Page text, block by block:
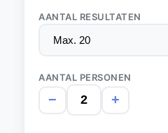
AANTAL RESULTATEN
AANTAL PERSONEN
− +